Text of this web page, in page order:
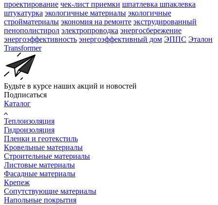
проектирование чек-лист приемки шпатлевка шпаклевка
штукатурка экологичные материалы экологичные
стройматериалы экономия на ремонте экструдированный
пенополистирол электропроводка энергосбережение
энергоэффективность энергоэффективный дом ЭППС Эталон
Transformer
Будьте в курсе наших акций и новостей
Подписаться
Каталог
Теплоизоляция
Гидроизоляция
Пленки и геотекстиль
Кровельные материалы
Строительные материалы
Листовые материалы
Фасадные материалы
Крепеж
Сопутствующие материалы
Напольные покрытия